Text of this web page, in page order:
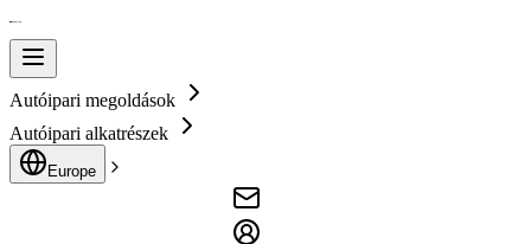
Autóipari megoldások
Autóipari alkatrészek
Europe